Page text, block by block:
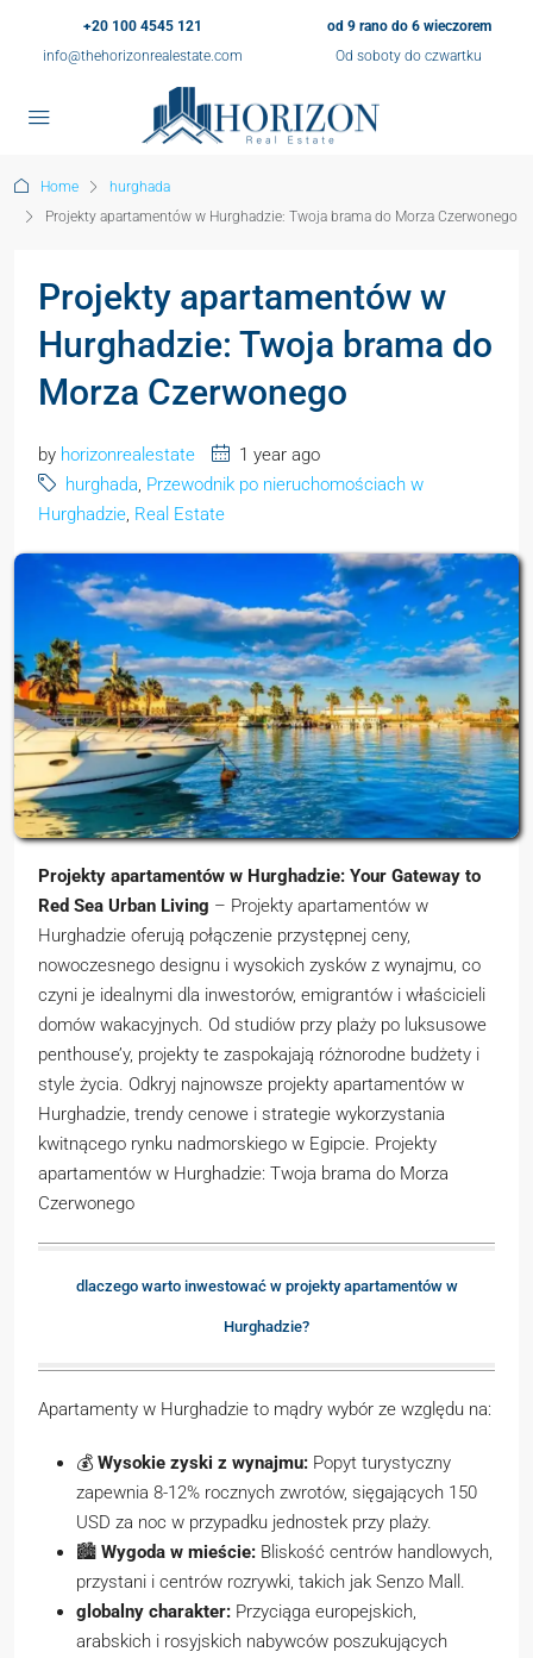
+20 100 4545 121
info@thehorizonrealestate.com
od 9 rano do 6 wieczorem
Od soboty do czwartku
Home
hurghada
Projekty apartamentów w Hurghadzie: Twoja brama do Morza Czerwonego
Projekty apartamentów w
Hurghadzie: Twoja brama do
Morza Czerwonego
by horizonrealestate
1 year ago
hurghada, Przewodnik po nieruchomościach w
Hurghadzie, Real Estate
Projekty apartamentów w Hurghadzie: Your Gateway to
Red Sea Urban Living – Projekty apartamentów w
Hurghadzie oferują połączenie przystępnej ceny,
nowoczesnego designu i wysokich zysków z wynajmu, co
czyni je idealnymi dla inwestorów, emigrantów i właścicieli
domów wakacyjnych. Od studiów przy plaży po luksusowe
penthouse’y, projekty te zaspokajają różnorodne budżety i
style życia. Odkryj najnowsze projekty apartamentów w
Hurghadzie, trendy cenowe i strategie wykorzystania
kwitnącego rynku nadmorskiego w Egipcie. Projekty
apartamentów w Hurghadzie: Twoja brama do Morza
Czerwonego
dlaczego warto inwestować w projekty apartamentów w
Hurghadzie?
Apartamenty w Hurghadzie to mądry wybór ze względu na:
💰 Wysokie zyski z wynajmu: Popyt turystyczny
zapewnia 8-12% rocznych zwrotów, sięgających 150
USD za noc w przypadku jednostek przy plaży.
🏙️ Wygoda w mieście: Bliskość centrów handlowych,
przystani i centrów rozrywki, takich jak Senzo Mall.
globalny charakter: Przyciąga europejskich,
arabskich i rosyjskich nabywców poszukujących